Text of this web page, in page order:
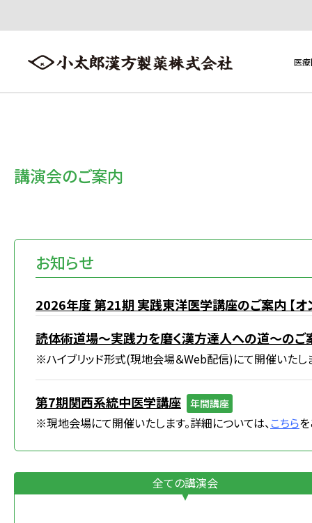
医
製品一覧
講演会のご案内
お知らせ
2026年度 第21期 実践東洋医学講座のご案内 【
読体術道場～実践力を磨く漢方達人への道～のご
※ハイブリッド形式(現地会場＆Web配信)にて開催いたし
第7期関西系統中医学講座 年間講座
※現地会場にて開催いたします。詳細については、こちら
全ての講演会